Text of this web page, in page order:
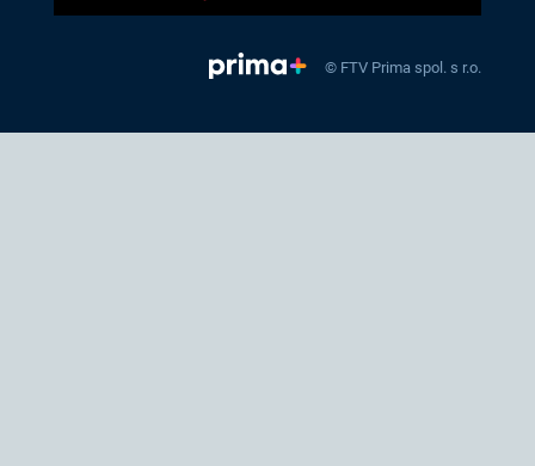
© FTV Prima spol. s r.o.